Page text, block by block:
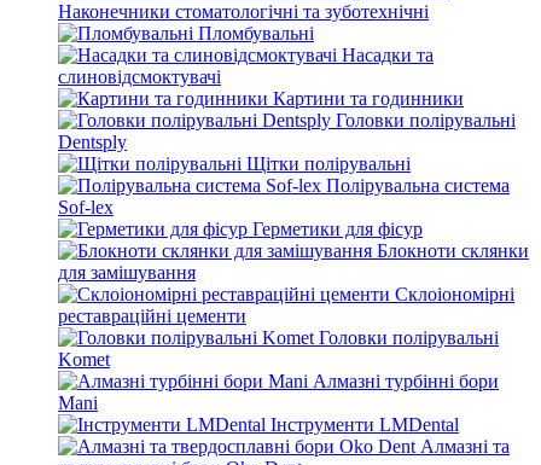
Наконечники стоматологічні та зуботехнічні
Пломбувальні
Насадки та
слиновідсмоктувачі
Картини та годинники
Головки полірувальні
Dentsply
Щітки полірувальні
Полірувальна система
Sof-lex
Герметики для фісур
Блокноти склянки
для замішування
Склоіономірні
реставраційні цементи
Головки полірувальні
Komet
Алмазні турбінні бори
Mani
Інструменти LMDental
Алмазні та